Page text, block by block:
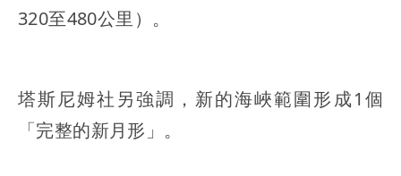
320至480公里）。
塔斯尼姆社另強調，新的海峽範圍形成1個
「完整的新月形」。